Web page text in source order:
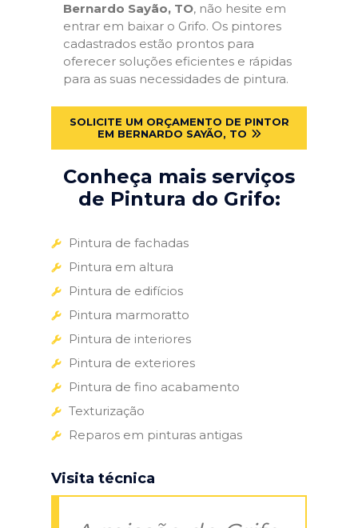
Bernardo Sayão, TO, não hesite em
entrar em baixar o Grifo. Os pintores
cadastrados estão prontos para
oferecer soluções eficientes e rápidas
para as suas necessidades de pintura.
SOLICITE UM ORÇAMENTO DE PINTOR
EM BERNARDO SAYÃO, TO
Conheça mais serviços
de Pintura do Grifo:
Pintura de fachadas
Pintura em altura
Pintura de edifícios
Pintura marmoratto
Pintura de interiores
Pintura de exteriores
Pintura de fino acabamento
Texturização
Reparos em pinturas antigas
Visita técnica